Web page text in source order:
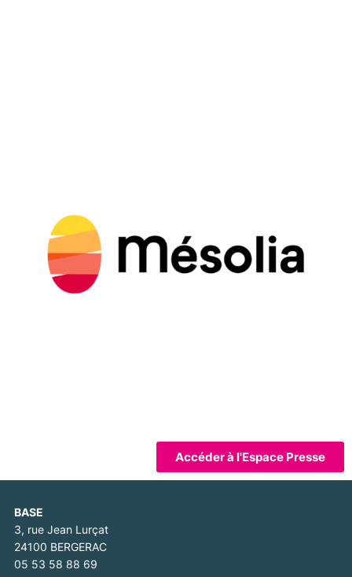
Accéder à l'Espace Presse
BASE
3, rue Jean Lurçat
24100 BERGERAC
05 53 58 88 69